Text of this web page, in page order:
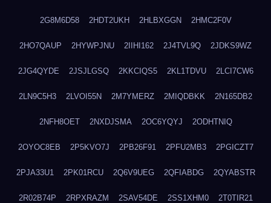
2G8M6D58 2HDT2UKH 2HLBXGGN 2HMC2F0V
2HO7QAUP 2HYWPJNU 2IIHI162 2J4TVL9Q 2JDKS9WZ
2JG4QYDE 2JSJLGSQ 2KKCIQS5 2KL1TDVU 2LCI7CW6
2LN9C5H3 2LVOI55N 2M7YMERZ 2MIQDBKK 2N165DB2
2NFH8OET 2NXDJSMA 2OC6YQYJ 2ODHTNIQ
2OYOC8EB 2P5KVO7J 2PB26F91 2PFU2MB3 2PGICZT7
2PJA33U1 2PK01RCU 2Q6V9UEG 2QFIABDG 2QYABSTR
2R02B74P 2RPXRAZM 2SAV54DE 2SS1XHM0 2T0TIR21